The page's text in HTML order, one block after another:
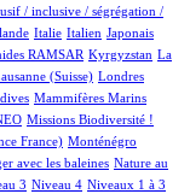
/ inclusive / ségrégation /
Italie Italien Japonais
RAMSAR Kyrgyzstan La
(Suisse) Londres
Mammifères Marins
Missions Biodiversité !
France) Monténégro
avec les baleines Nature au
3 Niveau 4 Niveaux 1 à 3